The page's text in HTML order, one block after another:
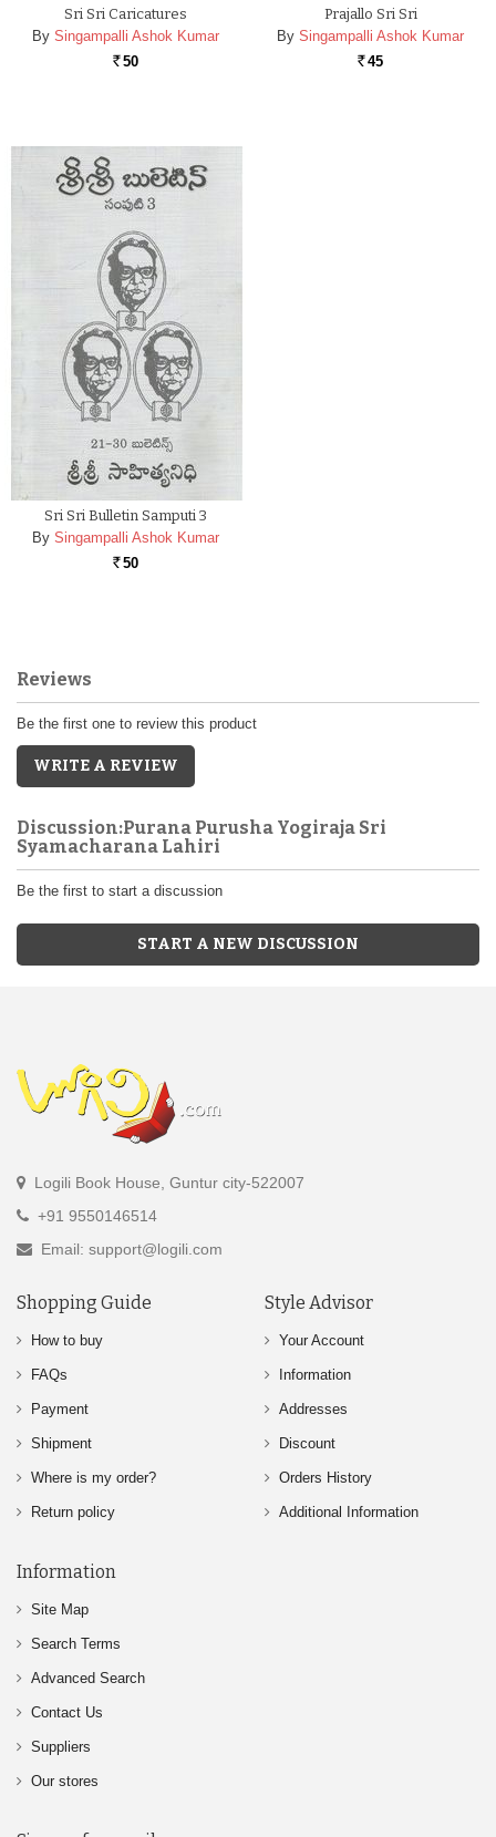
Sri Sri Caricatures
By Singampalli Ashok Kumar
Rs. 50
Prajallo Sri Sri
By Singampalli Ashok Kumar
Rs. 45
Sri Sri Bulletin Samputi 3
By Singampalli Ashok Kumar
Rs. 50
Reviews
Be the first one to review this product
WRITE A REVIEW
Discussion:Purana Purusha Yogiraja Sri
Syamacharana Lahiri
Be the first to start a discussion
START A NEW DISCUSSION
Logili Book House, Guntur city-522007
+91 9550146514
Email: support@logili.com
Shopping Guide
How to buy
FAQs
Payment
Shipment
Where is my order?
Return policy
Style Advisor
Your Account
Information
Addresses
Discount
Orders History
Additional Information
Information
Site Map
Search Terms
Advanced Search
Contact Us
Suppliers
Our stores